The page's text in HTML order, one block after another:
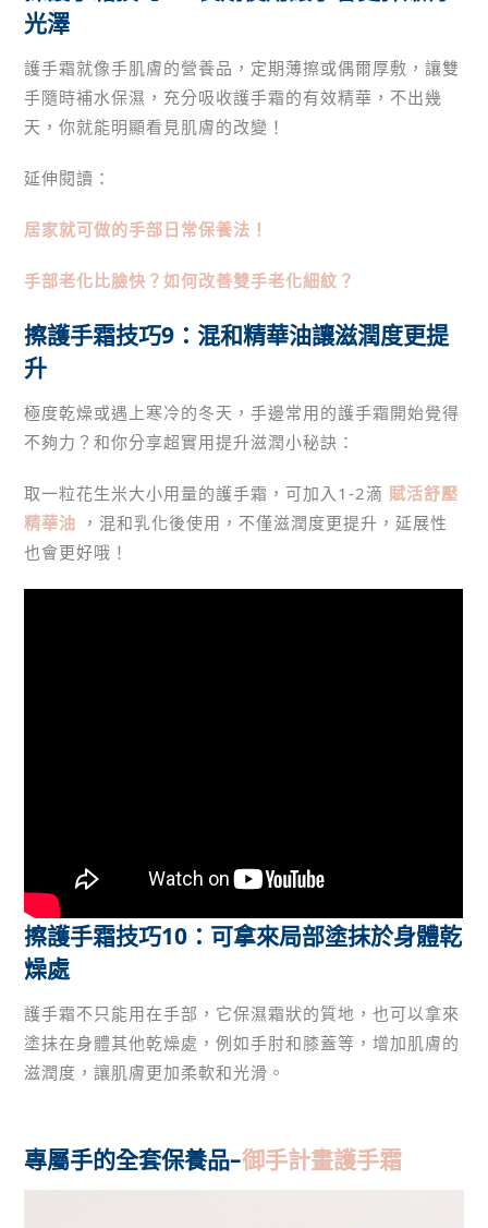
光澤
護手霜就像手肌膚的營養品，定期薄擦或偶爾厚敷，讓雙
手隨時補水保濕，充分吸收護手霜的有效精華，不出幾
天，你就能明顯看見肌膚的改變！
延伸閱讀：
居家就可做的手部日常保養法！
手部老化比臉快？如何改善雙手老化細紋？
擦護手霜技巧9：混和精華油讓滋潤度更提
升
極度乾燥或遇上寒冷的冬天，手邊常用的護手霜開始覺得
不夠力？和你分享超實用提升滋潤小秘訣：
取一粒花生米大小用量的護手霜，可加入1-2滴 賦活舒壓
精華油 ，混和乳化後使用，不僅滋潤度更提升，延展性
也會更好哦！
擦護手霜技巧10：可拿來局部塗抹於身體乾
燥處
護手霜不只能用在手部，它保濕霜狀的質地，也可以拿來
塗抹在身體其他乾燥處，例如手肘和膝蓋等，增加肌膚的
滋潤度，讓肌膚更加柔軟和光滑。
專屬手的全套保養品–御手計畫護手霜